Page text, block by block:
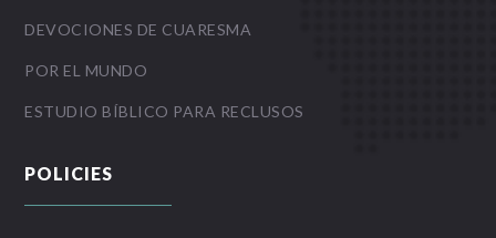
DEVOCIONES DE CUARESMA
POR EL MUNDO
ESTUDIO BÍBLICO PARA RECLUSOS
POLICIES